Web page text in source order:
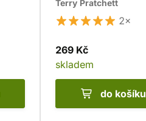
Terry Pratchett
2×
269 Kč
skladem
do košíku